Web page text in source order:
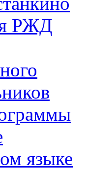
РЖД
языке